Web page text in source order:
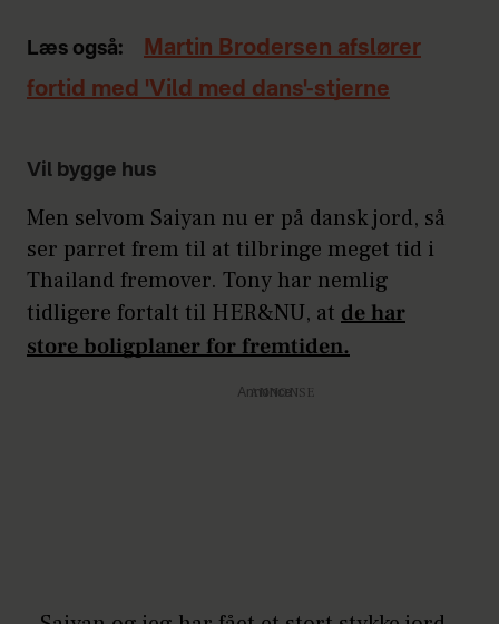
Læs også:
Martin Brodersen afslører
fortid med 'Vild med dans'-stjerne
Vil bygge hus
Men selvom Saiyan nu er på dansk jord, så
ser parret frem til at tilbringe meget tid i
Thailand fremover. Tony har nemlig
tidligere fortalt til HER&NU, at de har
store boligplaner for fremtiden.
Annonce